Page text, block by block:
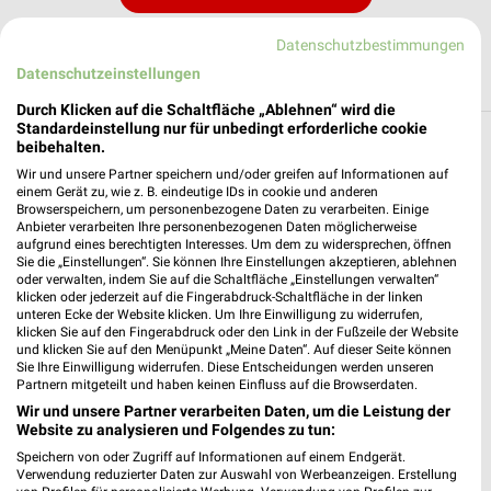
Filialen in der Umgebung
3 Filialen
Kreissparkasse Freudenstadt Dornstetten
Hauptstraße 46
72280 Dornstetten
Heute 08:30 - 12:30 14:00 - 16:00 Uhr |
Geschlossen
14,33 km
Kreissparkasse Freudenstadt Loßburg
Hauptstraße 29
Datenschutzbestimmungen
Datenschutzeinstellungen
Durch Klicken auf die Schaltfläche „Ablehnen“ wird die
Standardeinstellung nur für unbedingt erforderliche cookie
beibehalten.
Wir und unsere Partner speichern und/oder greifen auf Informationen auf
einem Gerät zu, wie z. B. eindeutige IDs in cookie und anderen
Browserspeichern, um personenbezogene Daten zu verarbeiten. Einige
Anbieter verarbeiten Ihre personenbezogenen Daten möglicherweise
aufgrund eines berechtigten Interesses. Um dem zu widersprechen, öffnen
Sie die „Einstellungen“. Sie können Ihre Einstellungen akzeptieren, ablehnen
oder verwalten, indem Sie auf die Schaltfläche „Einstellungen verwalten“
klicken oder jederzeit auf die Fingerabdruck-Schaltfläche in der linken
unteren Ecke der Website klicken. Um Ihre Einwilligung zu widerrufen,
klicken Sie auf den Fingerabdruck oder den Link in der Fußzeile der Website
und klicken Sie auf den Menüpunkt „Meine Daten“. Auf dieser Seite können
Sie Ihre Einwilligung widerrufen. Diese Entscheidungen werden unseren
Partnern mitgeteilt und haben keinen Einfluss auf die Browserdaten.
Wir und unsere Partner verarbeiten Daten, um die Leistung der
Website zu analysieren und Folgendes zu tun:
Speichern von oder Zugriff auf Informationen auf einem Endgerät.
Verwendung reduzierter Daten zur Auswahl von Werbeanzeigen. Erstellung